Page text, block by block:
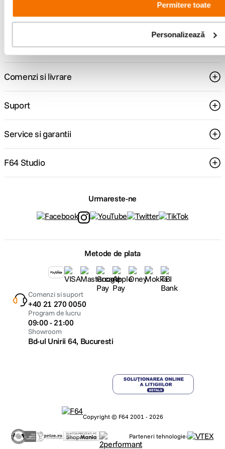
Permitere toate
Personalizează
Consultanta
Livrare gratuita
499lei
Comenzi si livrare
Suport
Service si garantii
F64 Studio
Urmareste-ne
Metode de plata
Comenzi si suport
+40 21 270 0050
Program de lucru
09:00 - 21:00
Showroom
Bd-ul Unirii 64, Bucuresti
Copyright © F64 2001 - 2026
Parteneri tehnologie: